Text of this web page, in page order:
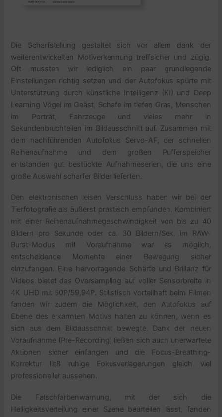
Die Scharfstellung gestaltet sich vor allem dank der
weiterentwickelten Motiverkennung treffsicher und zügig.
Oft mussten wir lediglich ein paar grundlegende
Einstellungen richtig setzen und der Autofokus spürte mit
Unterstützung durch künstliche Intelligenz (KI) und Deep
Learning Vögel im Geäst, Schafe im tiefen Gras, Menschen
im Porträt, Fahrzeuge und vieles mehr in
Sekundenbruchteilen im Bildausschnitt auf. Zusammen mit
dem nachführenden Autofokus Servo-AF, der schnellen
Reihenaufnahme und dem großen Pufferspeicher
entstanden gut bestückte Aufnahmeserien, die uns eine
große Auswahl scharfer Bilder lieferten.
Den elektronischen leisen Verschluss haben wir bei der
Tierfotografie als äußerst praktisch empfunden. Kombiniert
mit einer Reihenaufnahmegeschwindigkeit von bis zu 40
Bildern pro Sekunde oder ca. 30 Bildern/Sek. im RAW-
Burst-Modus mit Voraufnahme war es möglich,
entscheidende Momente einer Bewegung sicher
einzufangen. Eine hervorragende Schärfe und Brillanz für
Videos bietet das Oversampling auf voller Sensorbreite in
4K UHD mit 50P/59,94P. Stilistisch vorteilhaft beim Filmen
fanden wir zudem die Möglichkeit, den Autofokus auf
Ebene des erkannten Motivs halten zu können, wenn es
sich aus dem Bildausschnitt bewegte. Dank der neuen
Voraufnahme (Pre-Recording) ließen sich auch unerwartete
Aktionen sicher einfangen und die Focus-Breathing-
Korrektur ließ ruhige Fokusverlagerungen gleich viel
professioneller aussehen.
Die Falschfarbenwarnung, mit der sich die
Helligkeitsverteilung einer Szene beurteilen lässt, fanden